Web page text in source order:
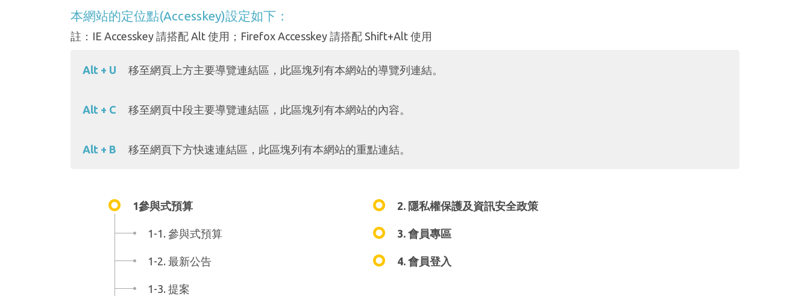
本網站的定位點(Accesskey)設定如下：
註：IE Accesskey 請搭配 Alt 使用；Firefox Accesskey 請搭配 Shift+Alt 使用
Alt + U 移至網頁上方主要導覽連結區，此區塊列有本網站的導覽列連結。
Alt + C 移至網頁中段主要導覽連結區，此區塊列有本網站的內容。
Alt + B 移至網頁下方快速連結區，此區塊列有本網站的重點連結。
1參與式預算
1-1. 參與式預算
1-2. 最新公告
1-3. 提案
2. 隱私權保護及資訊安全政策
3. 會員專區
4. 會員登入